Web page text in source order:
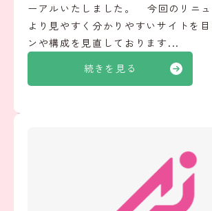
続きを見る
ーアルいたしました。 今回のリニュ
より見やすく分かりやすいサイトを
ンや構成を見直しております...